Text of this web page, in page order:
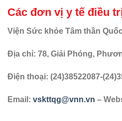
Các đơn vị y tế điều
Viện Sức khỏe Tâm thần
Địa chỉ: 78, Giải Phóng,
Điện thoại: (24)38522087-
Email: vskttqg@vnn.vn –